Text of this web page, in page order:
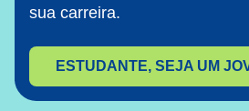
sua carreira.
ESTUDANTE, SEJA UM